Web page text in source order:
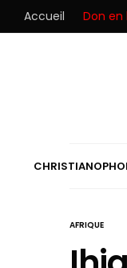
Accueil Don en
AFRIQUE